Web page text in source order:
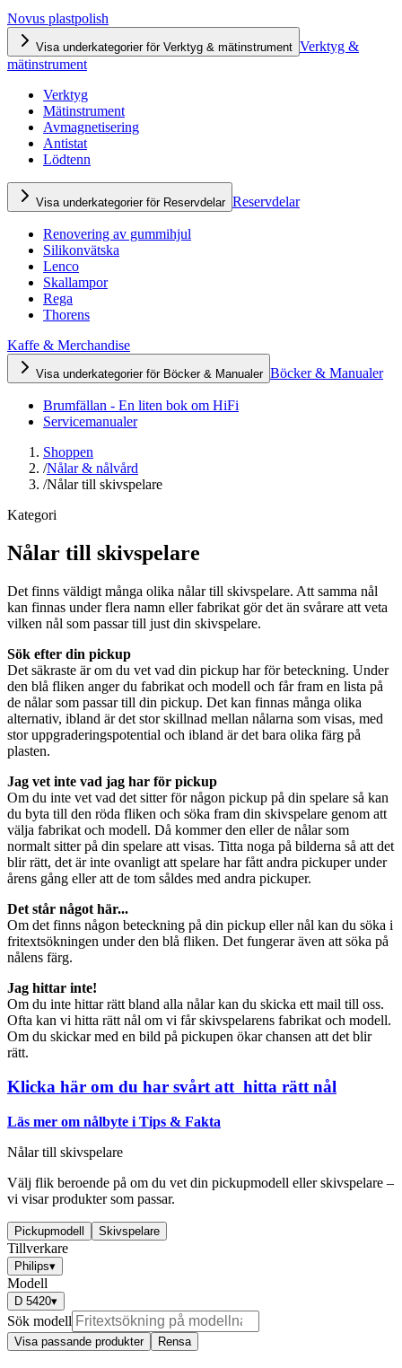
Novus plastpolish
Visa underkategorier för Verktyg & mätinstrument Verktyg &
mätinstrument
Verktyg
Mätinstrument
Avmagnetisering
Antistat
Lödtenn
Visa underkategorier för Reservdelar Reservdelar
Renovering av gummihjul
Silikonvätska
Lenco
Skallampor
Rega
Thorens
Kaffe & Merchandise
Visa underkategorier för Böcker & Manualer Böcker & Manualer
Brumfällan - En liten bok om HiFi
Servicemanualer
Shoppen
/Nålar & nålvård
/Nålar till skivspelare
Kategori
Nålar till skivspelare
Det finns väldigt många olika nålar till skivspelare. Att samma nål
kan finnas under flera namn eller fabrikat gör det än svårare att veta
vilken nål som passar till just din skivspelare.
Sök efter din pickup
Det säkraste är om du vet vad din pickup har för beteckning. Under
den blå fliken anger du fabrikat och modell och får fram en lista på
de nålar som passar till din pickup. Det kan finnas många olika
alternativ, ibland är det stor skillnad mellan nålarna som visas, med
stor uppgraderingspotential och ibland är det bara olika färg på
plasten.
Jag vet inte vad jag har för pickup
Om du inte vet vad det sitter för någon pickup på din spelare så kan
du byta till den röda fliken och söka fram din skivspelare genom att
välja fabrikat och modell. Då kommer den eller de nålar som
normalt sitter på din spelare att visas. Titta noga på bilderna så att det
blir rätt, det är inte ovanligt att spelare har fått andra pickuper under
årens gång eller att de tom såldes med andra pickuper.
Det står något här...
Om det finns någon beteckning på din pickup eller nål kan du söka i
fritextsökningen under den blå fliken. Det fungerar även att söka på
nålens färg.
Jag hittar inte!
Om du inte hittar rätt bland alla nålar kan du skicka ett mail till oss.
Ofta kan vi hitta rätt nål om vi får skivspelarens fabrikat och modell.
Om du skickar med en bild på pickupen ökar chansen att det blir
rätt.
Klicka här om du har svårt att hitta rätt nål
Läs mer om nålbyte i Tips & Fakta
Nålar till skivspelare
Välj flik beroende på om du vet din pickupmodell eller skivspelare –
vi visar produkter som passar.
Pickupmodell Skivspelare
Tillverkare
Philips▾
Modell
D 5420▾
Sök modell
Visa passande produkter Rensa